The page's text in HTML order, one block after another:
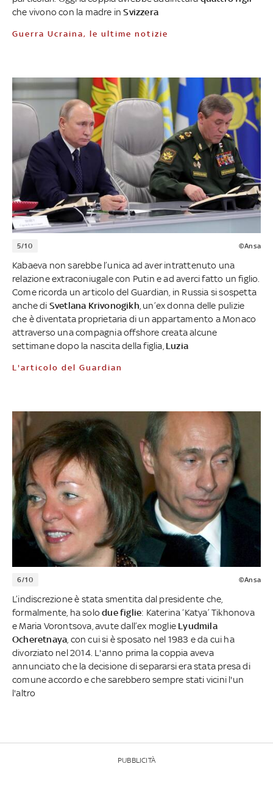
che vivono con la madre inSvizzera
Guerra Ucraina, le ultime notizie
5/10 ©Ansa
Kabaeva non sarebbe l’unica ad aver intrattenuto una
relazione extraconiugale con Putin e ad averci fatto un figlio.
Come ricorda un articolo del Guardian, in Russia si sospetta
anche di Svetlana Krivonogikh , un’ex donna delle pulizie
che è diventata proprietaria di un appartamento a Monaco
attraverso una compagnia offshore creata alcune
settimane dopo la nascita della figlia, Luzia
L'articolo del Guardian
6/10 ©Ansa
L’indiscrezione è stata smentita dal presidente che,
formalmente, ha solo due figlie: Katerina ‘Katya’ Tikhonova
e Maria Vorontsova, avute dall’ex moglie Lyudmila
Ocheretnaya , con cui si è sposato nel 1983 e da cui ha
divorziato nel 2014. L'anno prima la coppia aveva
annunciato che la decisione di separarsi era stata presa di
comune accordo e che sarebbero sempre stati vicini l'un
l'altro
PUBBLICITÀ